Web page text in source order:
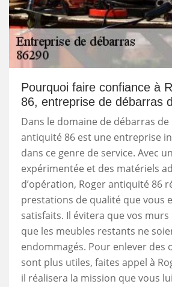
Pourquoi faire confiance à
86, entreprise de débarras
Dans le domaine de débarras
antiquité 86 est une entreprise
dans ce genre de service. Avec
expérimentée et des matériels
d’opération, Roger antiquité 86
prestations de qualité que vous
satisfaits. Il évitera que vos
que les meubles restants ne
endommagés. Pour enlever des
sont plus utiles, faites appel à
il réalisera la mission que vous